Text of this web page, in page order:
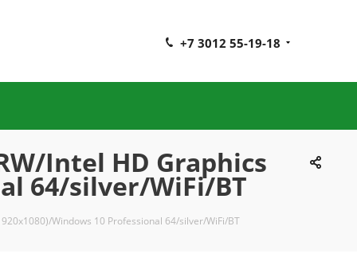
+7 3012 55-19-18
Intel HD Graphics
64/silver/WiFi/BT
Windows 10 Professional 64/silver/WiFi/BT